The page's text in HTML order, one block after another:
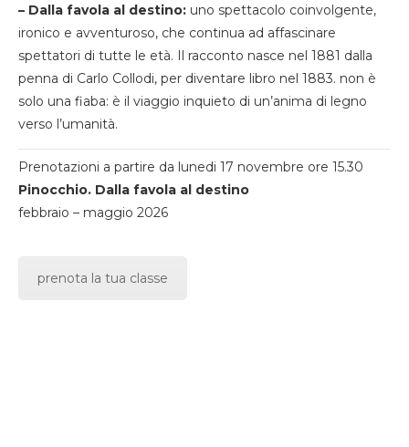
– Dalla favola al destino: uno spettacolo coinvolgente,
ironico e avventuroso, che continua ad affascinare
spettatori di tutte le età. Il racconto nasce nel 1881 dalla
penna di Carlo Collodi, per diventare libro nel 1883. non è
solo una fiaba: è il viaggio inquieto di un’anima di legno
verso l’umanità.
Prenotazioni a partire da lunedi 17 novembre ore 15.30
Pinocchio. Dalla favola al destino
febbraio – maggio 2026
prenota la tua classe